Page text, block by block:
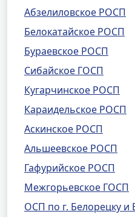
Абзелиловское РОСП
Белокатайское РОСП
Бураевское РОСП
Сибайское ГОСП
Кугарчинское РОСП
Караидельское РОСП
Аскинское РОСП
Альшеевское РОСП
Гафурийское РОСП
Межгорьевское ГОСП
ОСП по г. Белорецку и